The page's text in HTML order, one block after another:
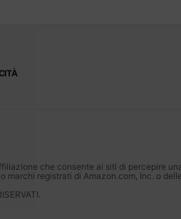
che consente ai siti di percepire
registrati di Amazon.com, Inc. o delle